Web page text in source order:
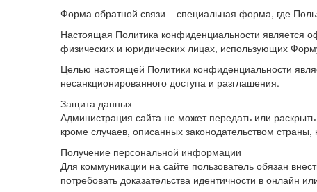
Форма обратной связи – специальная форма, где
Настоящая Политика конфиденциальности
физических и юридических лицах, использующих
Целью настоящей Политики конфиденциальности
несанкционированного доступа и разглашения.
Защита данных
Администрация сайта не может передать или
кроме случаев, описанных законодательством
Получение персональной информации
Для коммуникации на сайте пользователь обязан
потребовать доказательства идентичности в онлайн